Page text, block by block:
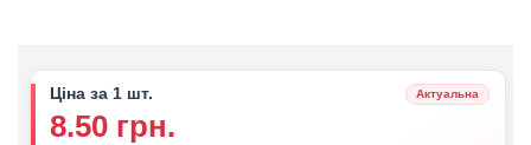
Ціна за 1 шт. Актуальна
8.50 грн.